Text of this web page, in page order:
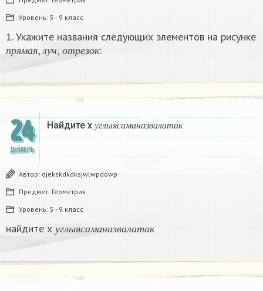
Уровень: 5 - 9 класс
1. Укажите названия следующих элементов на рисунке
п рямая л у ч о т р е з о к
пр ямая,луч ,отрезок:
24
ДЕКАБРЬ
Найдите х у гл ыяс ама н а зв ал а т а к
углыясам ан а з алатак
Автор: djekskdkdksjwlwpdowp
Предмет: Геометрия
Уровень: 5 - 9 класс
найдите х у гл ыяс ама н а з в ал а т а к